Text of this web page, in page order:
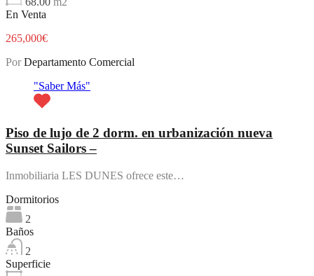
En Venta
265,000€
Por Departamento Comercial
"Saber Más"
Piso de lujo de 2 dorm. en urbanización nueva
Sunset Sailors –
Inmobiliaria LES DUNES ofrece este…
Dormitorios
2
Baños
2
Superficie